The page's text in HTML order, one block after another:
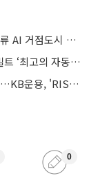
박찬대, 'AI 인천' 청사진 공개…"국가 물류 AI 거점도시 전환"
“포르쉐 제쳤다”…제네시스, 獨 아우토빌트 ‘최고의 자동차 브랜드’ 선정
"피지컬AI 선두주자 현대차그룹에 투자"…KB운용, 'RISE 현대차고정피지컬AI ETF' 출시
0